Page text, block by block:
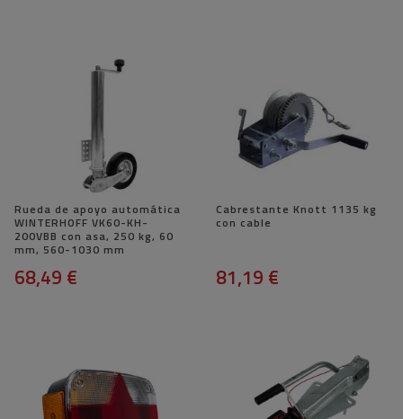
Rueda de apoyo automática
WINTERHOFF VK60-KH-
200VBB con asa, 250 kg, 60
mm, 560-1030 mm
68,49 €
Cabrestante Knott 1135 kg
con cable
81,19 €